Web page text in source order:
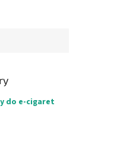
do e-cigaret